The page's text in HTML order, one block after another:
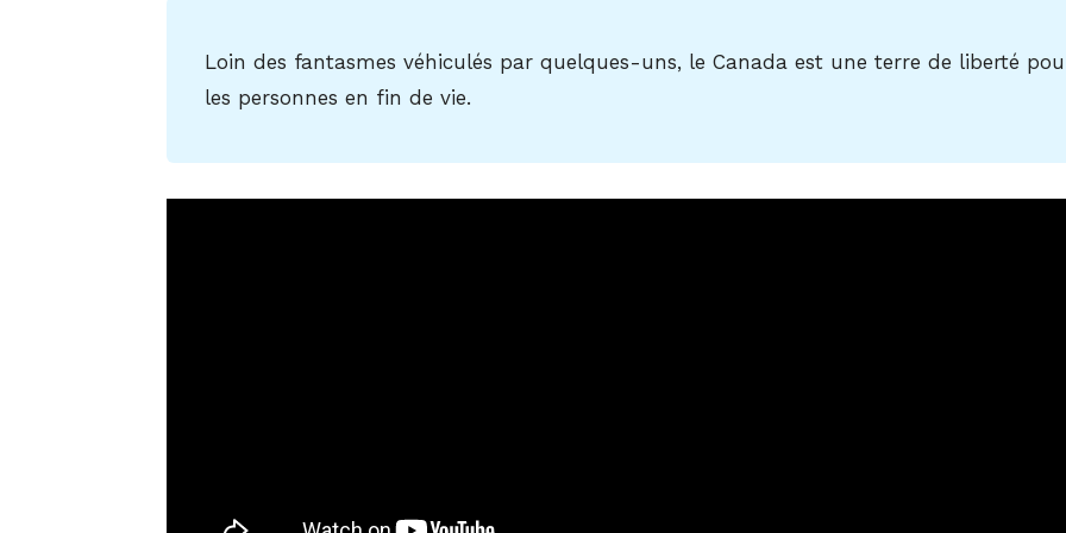
Loin des fantasmes véhiculés par quelques-uns, le Canada est une terre de liberté
les personnes en fin de vie.